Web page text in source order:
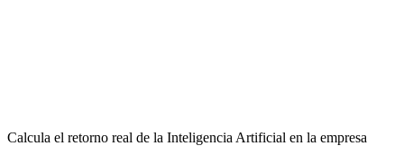
Calcula el retorno real de la Inteligencia Artificial en la empresa